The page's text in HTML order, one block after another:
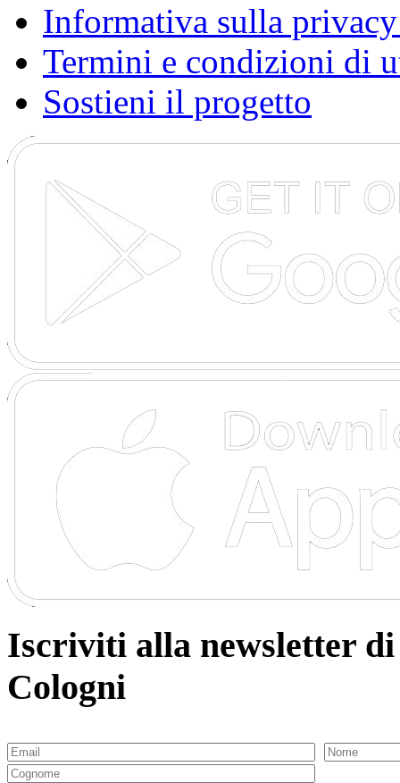
Informativa sulla
Termini e condizioni di
Sostieni il progetto
Iscriviti alla newsletter di
Cologni